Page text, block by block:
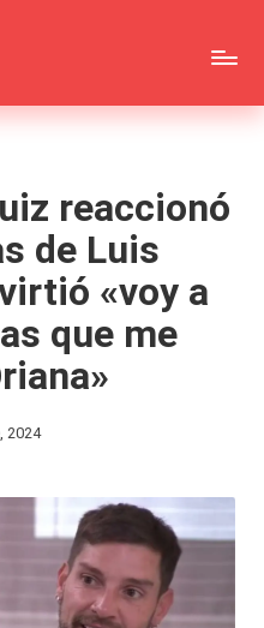
reaccionó
de Luis
«voy a
que me
2024